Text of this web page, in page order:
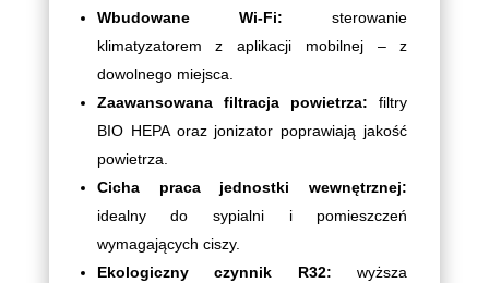
Wbudowane Wi-Fi: sterowanie
klimatyzatorem z aplikacji mobilnej – z
dowolnego miejsca.
Zaawansowana filtracja powietrza: filtry
BIO HEPA oraz jonizator poprawiają jakość
powietrza.
Cicha praca jednostki wewnętrznej:
idealny do sypialni i pomieszczeń
wymagających ciszy.
Ekologiczny czynnik R32: wyższa